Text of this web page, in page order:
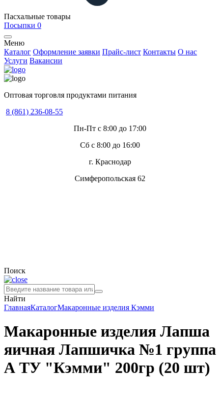
Пасхальные товары
Посыпки 0
Меню
Каталог Оформление заявки Прайс-лист Контакты О нас
Услуги Вакансии
Оптовая торговля продуктами питания
8 (861) 236-08-55
Пн-Пт с 8:00 до 17:00
Сб с 8:00 до 16:00
г. Краснодар
Симферопольская 62
Поиск
Найти
ГлавнаяКаталогМакаронные изделия Кэмми
Макаронные изделия Лапша
яичная Лапшичка №1 группа
А ТУ "Кэмми" 200гр (20 шт)